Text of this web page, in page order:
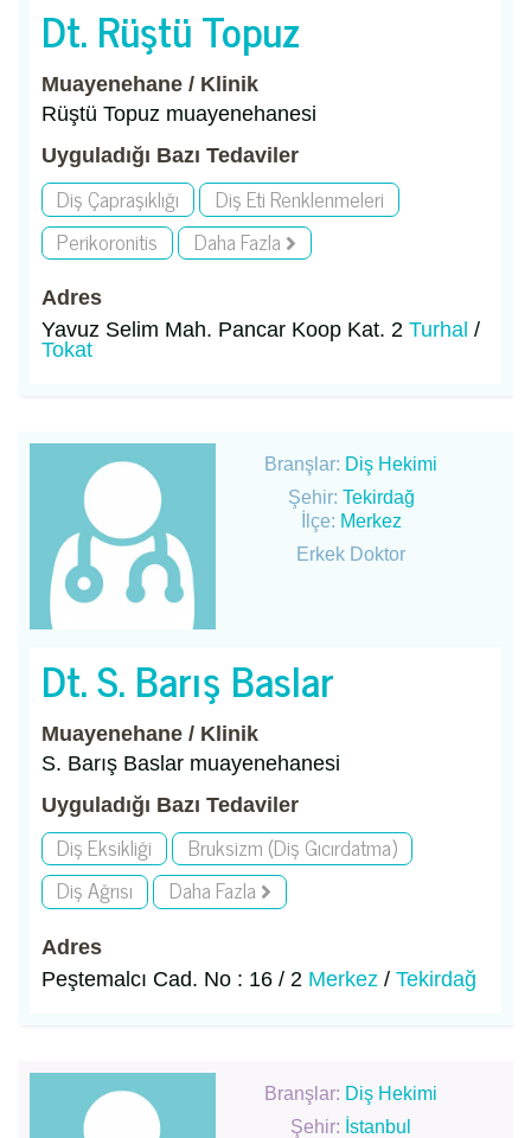
Dt. Rüştü Topuz
Muayenehane / Klinik
Rüştü Topuz muayenehanesi
Uyguladığı Bazı Tedaviler
Diş Çapraşıklığı
Diş Eti Renklenmeleri
Perikoronitis
Daha Fazla
Adres
Yavuz Selim Mah. Pancar Koop Kat. 2 Turhal /
Tokat
Branşlar: Diş Hekimi
Şehir: Tekirdağ
İlçe: Merkez
Erkek Doktor
Dt. S. Barış Baslar
Muayenehane / Klinik
S. Barış Baslar muayenehanesi
Uyguladığı Bazı Tedaviler
Diş Eksikliği
Bruksizm (Diş Gıcırdatma)
Diş Ağrısı
Daha Fazla
Adres
Peştemalcı Cad. No : 16 / 2 Merkez / Tekirdağ
Branşlar: Diş Hekimi
Şehir: İstanbul